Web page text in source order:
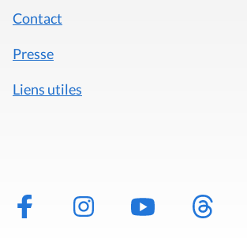
Contact
Presse
Liens utiles